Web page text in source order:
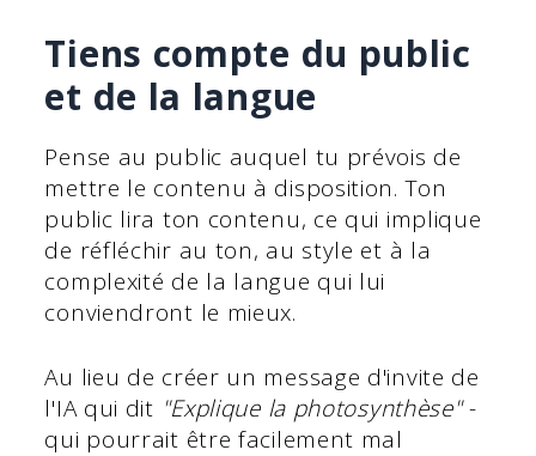
Tiens compte du public
et de la langue
Pense au public auquel tu prévois de
mettre le contenu à disposition. Ton
public lira ton contenu, ce qui implique
de réfléchir au ton, au style et à la
complexité de la langue qui lui
conviendront le mieux.
Au lieu de créer un message d'invite de
l'IA qui dit "Explique la photosynthèse"-
qui pourrait être facilement mal